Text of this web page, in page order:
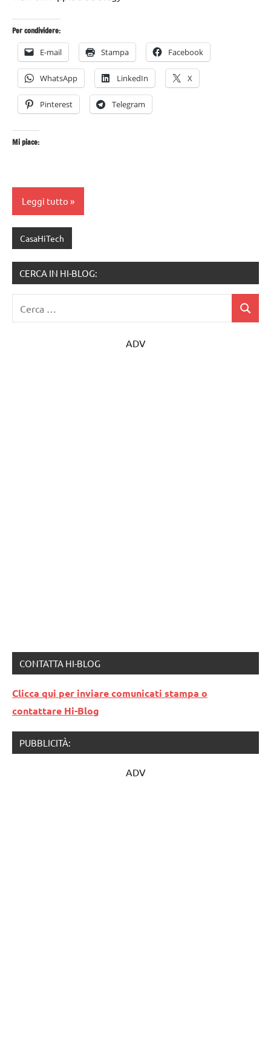
Per condividere:
E-mail Stampa Facebook
WhatsApp LinkedIn X
Pinterest Telegram
Mi piace:
Leggi tutto
CasaHiTech
CERCA IN HI-BLOG:
per:
Cerca
ADV
CONTATTA HI-BLOG
Clicca qui per inviare comunicati stampa o
contattare Hi-Blog
PUBBLICITÀ:
ADV